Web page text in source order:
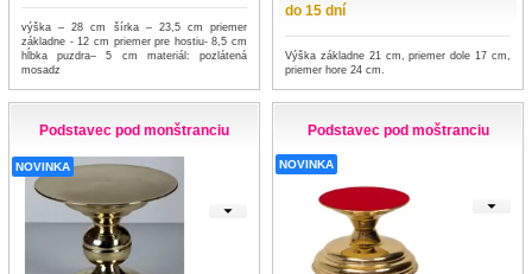
výška – 28 cm šírka – 23,5 cm priemer
základne - 12 cm priemer pre hostiu- 8,5 cm
hĺbka puzdra– 5 cm materiál: pozlátená
mosadz
do 15 dní
Výška základne 21 cm, priemer dole 17 cm,
priemer hore 24 cm.
Podstavec pod monštranciu
NOVINKA
Podstavec pod moštranciu
NOVINKA